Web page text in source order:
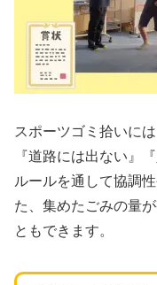
スポーツゴミ拾いに
『道路には出ない』
ルールを通して協調
た、集めたごみの量
ともできます。